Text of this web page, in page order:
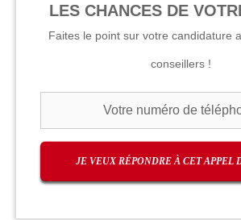
LES CHANCES DE
Faites le point sur votre candidature
conseillers !